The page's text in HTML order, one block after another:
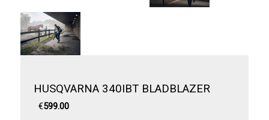
HUSQVARNA 340IBT BLADBLAZER
€599.00